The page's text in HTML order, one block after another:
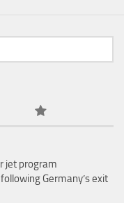
jet program
Germany’s exit